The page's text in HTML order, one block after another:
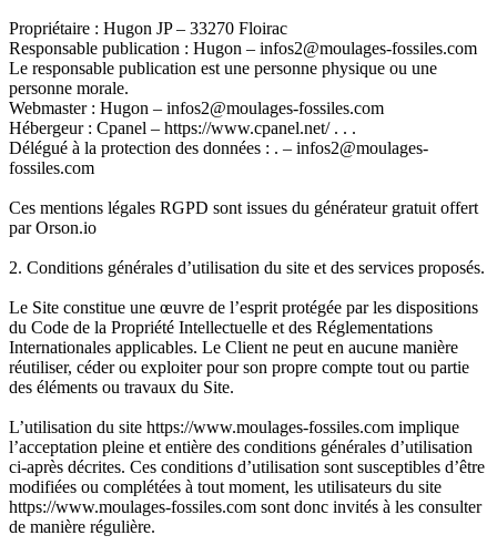
Propriétaire : Hugon JP – 33270 Floirac
Responsable publication : Hugon – infos2@moulages-fossiles.com
Le responsable publication est une personne physique ou une
personne morale.
Webmaster : Hugon – infos2@moulages-fossiles.com
Hébergeur : Cpanel – https://www.cpanel.net/ . . .
Délégué à la protection des données : . – infos2@moulages-
fossiles.com
Ces mentions légales RGPD sont issues du générateur gratuit offert
par Orson.io
2. Conditions générales d’utilisation du site et des services proposés.
Le Site constitue une œuvre de l’esprit protégée par les dispositions
du Code de la Propriété Intellectuelle et des Réglementations
Internationales applicables. Le Client ne peut en aucune manière
réutiliser, céder ou exploiter pour son propre compte tout ou partie
des éléments ou travaux du Site.
L’utilisation du site https://www.moulages-fossiles.com implique
l’acceptation pleine et entière des conditions générales d’utilisation
ci-après décrites. Ces conditions d’utilisation sont susceptibles d’être
modifiées ou complétées à tout moment, les utilisateurs du site
https://www.moulages-fossiles.com sont donc invités à les consulter
de manière régulière.